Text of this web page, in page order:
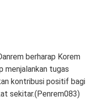
berharap Korem
menjalankan tugas
kontribusi positif bagi
sekitar.(Penrem083)